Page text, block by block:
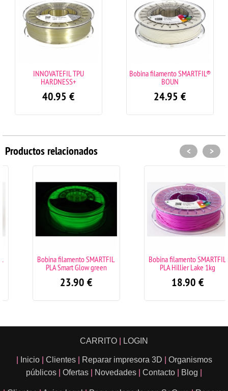
INNOVATEFIL TPU
HARDNESS+
40.95 €
Bobina filamento SMARTFIL®
BOUN
24.95 €
Productos relacionados
Bobina filamento SMARTFIL
PLA Smart Glow green
23.90€
Bobina filamento SMARTFIL
PLA Hillier Lake 1kg
18.90€
< >
CARRITO LOGIN
Inicio Clientes Reparar impresora 3D
Organismos
públicos
Ofertas Novedades Contacto Blog